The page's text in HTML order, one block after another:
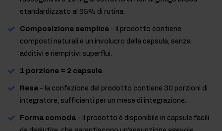
standardizzato al 95% di rutina.
Composizione semplice - il prodotto contiene
composti naturali e un involucro della capsula, senza
additivi e riempitivi superflui.
1 porzione = 2 capsule.
Resa - la confezione del prodotto contiene 30 porzioni di
integratore, sufficienti per un mese di integrazione.
Forma comoda - il prodotto è disponibile in capsule facili